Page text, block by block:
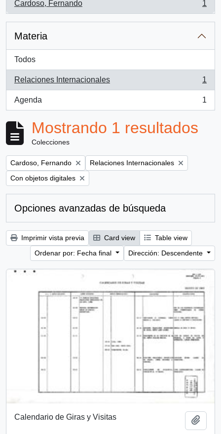
Cardoso, Fernando
, 1 resultados
1
Materia
Todos
Relaciones Internacionales
, 1 resultados
1
Agenda
, 1 resultados
1
Mostrando 1 resultados
Colecciones
Remove filter:
Cardoso, Fernando Remove filter:
Relaciones Internacionales
Remove filter:
Con objetos digitales
Opciones avanzadas de búsqueda
Imprimir vista previa Card view
Table view
Ordenar por: Fecha final
Dirección: Descendente
Calendario de Giras y Visitas